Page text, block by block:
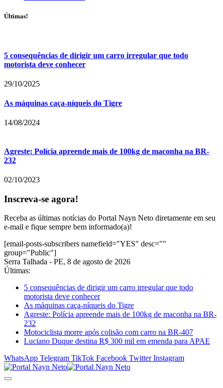
Últimas!
5 consequências de dirigir um carro irregular que todo
motorista deve conhecer
29/10/2025
As máquinas caça-níqueis do Tigre
14/08/2024
Agreste: Polícia apreende mais de 100kg de maconha na BR-
232
02/10/2023
Inscreva-se agora!
Receba as últimas notícias do Portal Nayn Neto diretamente em seu
e-mail e fique sempre bem informado(a)!
[email-posts-subscribers namefield="YES" desc=""
group="Public"]
Serra Talhada - PE, 8 de agosto de 2026
Últimas:
5 consequências de dirigir um carro irregular que todo
motorista deve conhecer
As máquinas caça-níqueis do Tigre
Agreste: Polícia apreende mais de 100kg de maconha na BR-
232
Motociclista morre após colisão com carro na BR-407
Luciano Duque destina R$ 300 mil em emenda para APAE
WhatsApp Telegram TikTok Facebook Twitter Instagram